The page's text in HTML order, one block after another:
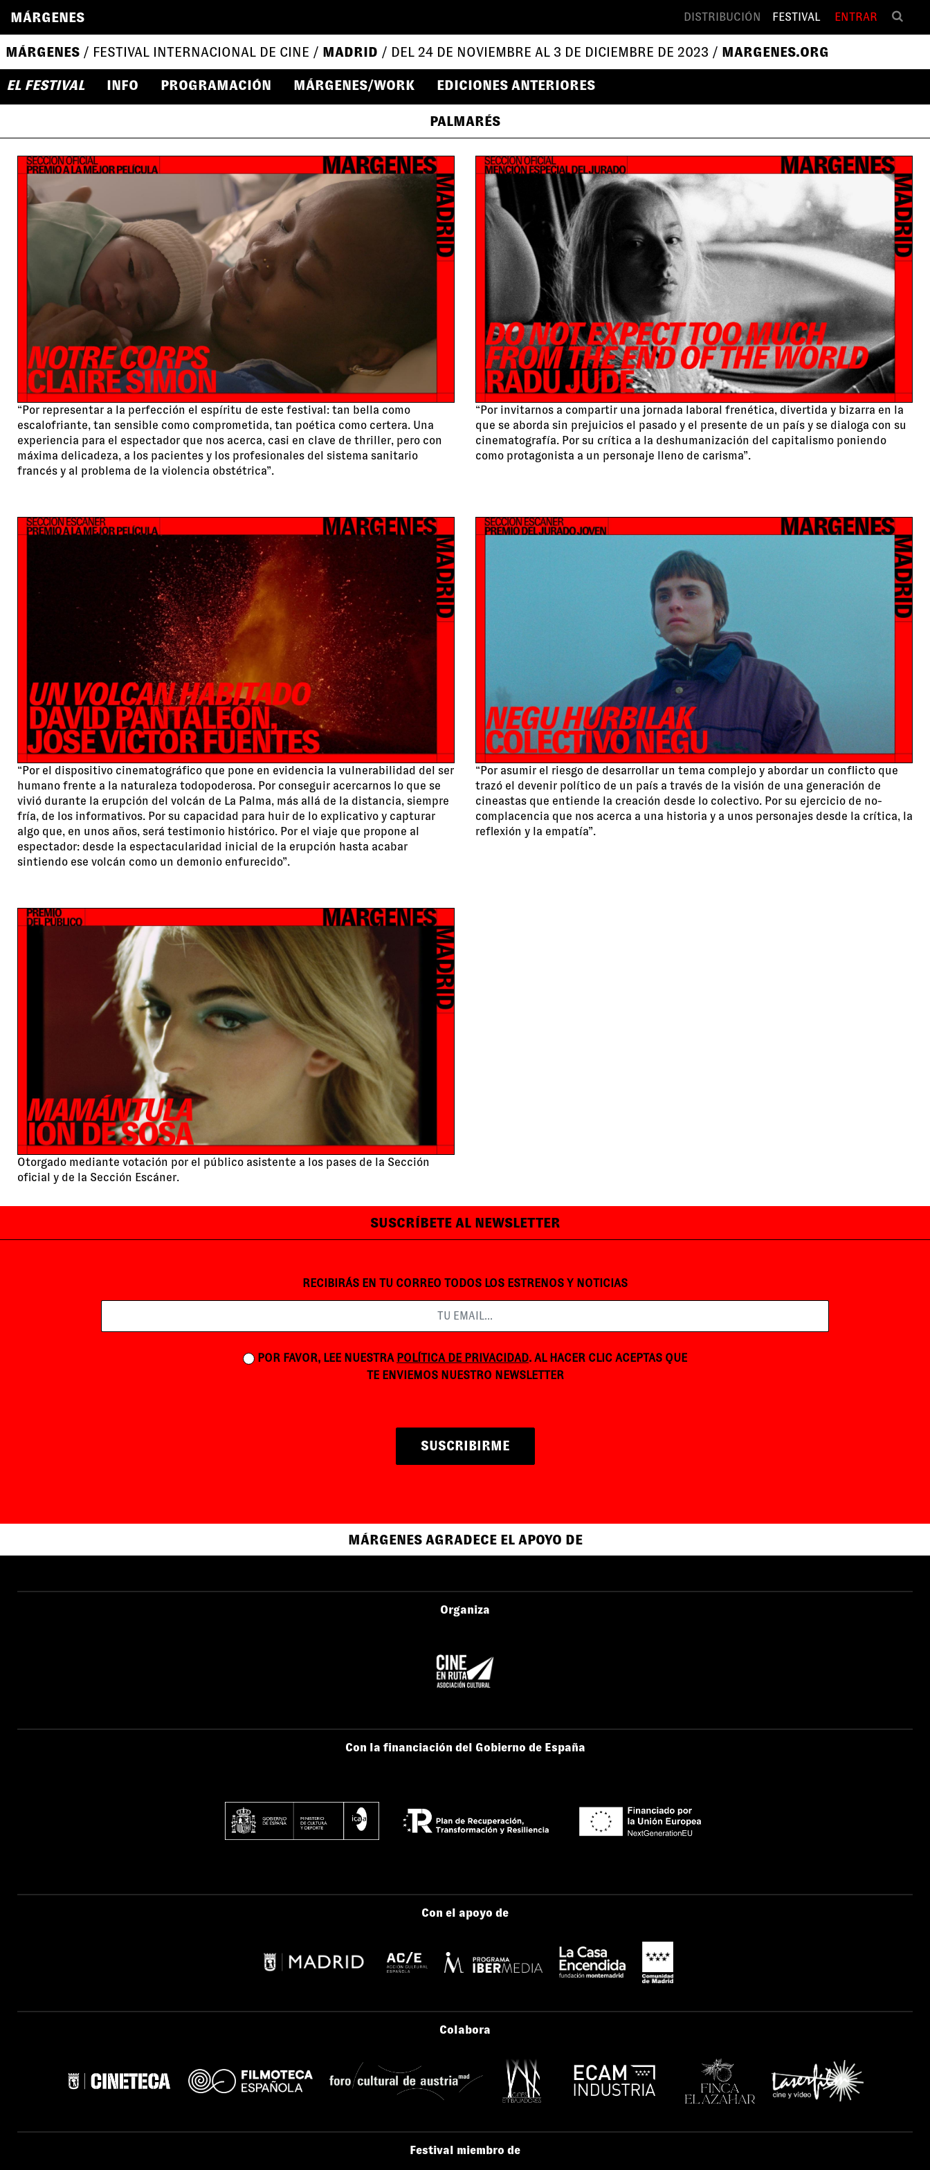
MÁRGENES DISTRIBUCIÓN FESTIVAL ENTRAR
MÁRGENES / FESTIVAL INTERNACIONAL DE CINE / MADRID / DEL 24 DE NOVIEMBRE AL 3 DE DICIEMBRE DE 2023 / MARGENES.ORG
EL FESTIVAL INFO PROGRAMACIÓN MÁRGENES/WORK EDICIONES ANTERIORES
PALMARÉS
“Por representar a la perfección el espíritu de este festival: tan bella como
escalofriante, tan sensible como comprometida, tan poética como certera. Una
experiencia para el espectador que nos acerca, casi en clave de thriller, pero con
máxima delicadeza, a los pacientes y los profesionales del sistema sanitario
francés y al problema de la violencia obstétrica”.
“Por invitarnos a compartir una jornada laboral frenética, divertida y bizarra en la
que se aborda sin prejuicios el pasado y el presente de un país y se dialoga con su
cinematografía. Por su crítica a la deshumanización del capitalismo poniendo
como protagonista a un personaje lleno de carisma”.
“Por el dispositivo cinematográfico que pone en evidencia la vulnerabilidad del ser
humano frente a la naturaleza todopoderosa. Por conseguir acercarnos lo que se
vivió durante la erupción del volcán de La Palma, más allá de la distancia, siempre
fría, de los informativos. Por su capacidad para huir de lo explicativo y capturar
algo que, en unos años, será testimonio histórico. Por el viaje que propone al
espectador: desde la espectacularidad inicial de la erupción hasta acabar
sintiendo ese volcán como un demonio enfurecido”.
“Por asumir el riesgo de desarrollar un tema complejo y abordar un conflicto que
trazó el devenir político de un país a través de la visión de una generación de
cineastas que entiende la creación desde lo colectivo. Por su ejercicio de no-
complacencia que nos acerca a una historia y a unos personajes desde la crítica, la
reflexión y la empatía”.
Otorgado mediante votación por el público asistente a los pases de la Sección
oficial y de la Sección Escáner.
SUSCRÍBETE AL NEWSLETTER
RECIBIRÁS EN TU CORREO TODOS LOS ESTRENOS Y NOTICIAS
POR FAVOR, LEE NUESTRA POLÍTICA DE PRIVACIDAD. AL HACER CLIC ACEPTAS QUE
TE ENVIEMOS NUESTRO NEWSLETTER
SUSCRIBIRME
MÁRGENES AGRADECE EL APOYO DE
Organiza
Con la financiación del Gobierno de España
Con el apoyo de
Colabora
Festival miembro de